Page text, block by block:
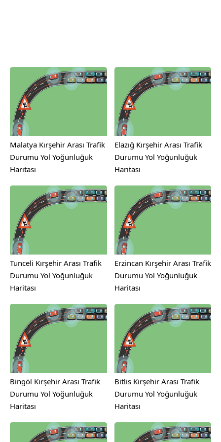
Malatya Kırşehir Arası Trafik
Durumu Yol Yoğunluğuk
Haritası
Elazığ Kırşehir Arası Trafik
Durumu Yol Yoğunluğuk
Haritası
Tunceli Kırşehir Arası Trafik
Durumu Yol Yoğunluğuk
Haritası
Erzincan Kırşehir Arası Trafik
Durumu Yol Yoğunluğuk
Haritası
Bingöl Kırşehir Arası Trafik
Durumu Yol Yoğunluğuk
Haritası
Bitlis Kırşehir Arası Trafik
Durumu Yol Yoğunluğuk
Haritası